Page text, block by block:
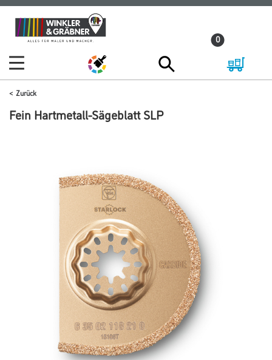
Zum
Inhalt
Zum
Navigationsmenü
0
Zurück
Fein Hartmetall-Sägeblatt SLP